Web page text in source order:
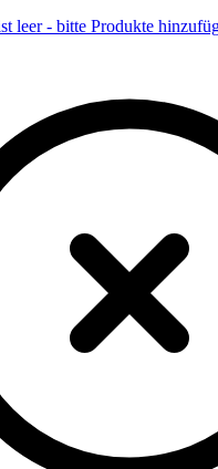
leer - bitte Produkte